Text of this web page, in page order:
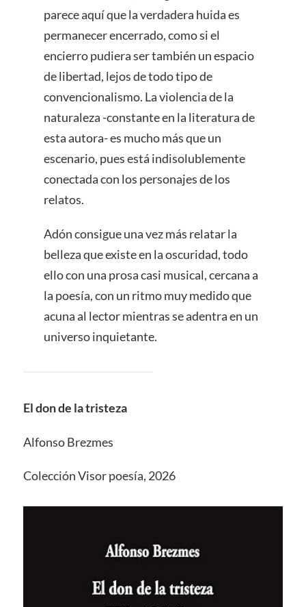
parece aquí que la verdadera huida es
permanecer encerrado, como si el
encierro pudiera ser también un espacio
de libertad, lejos de todo tipo de
convencionalismo. La violencia de la
naturaleza -constante en la literatura de
esta autora- es mucho más que un
escenario, pues está indisolublemente
conectada con los personajes de los
relatos.
Adón consigue una vez más relatar la
belleza que existe en la oscuridad, todo
ello con una prosa casi musical, cercana a
la poesía, con un ritmo muy medido que
acuna al lector mientras se adentra en un
universo inquietante.
El don de la tristeza
Alfonso Brezmes
Colección Visor poesía, 2026